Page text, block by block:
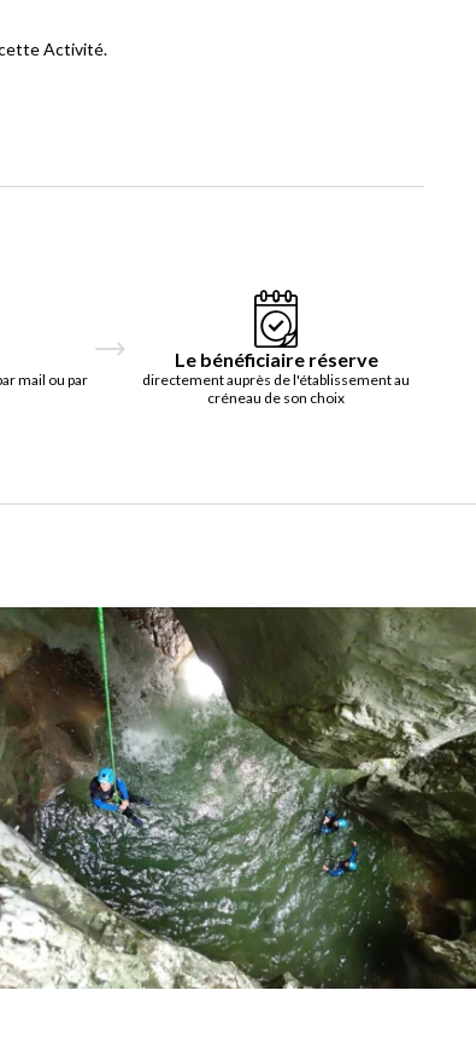
cette Activité.
mail ou par
Le bénéficiaire réserve
directement auprès de l'établissement au
créneau de son choix